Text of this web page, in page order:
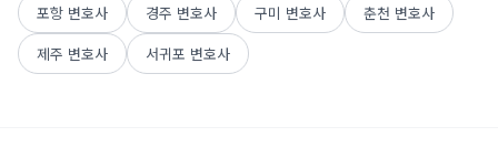
포항 변호사 경주 변호사 구미 변호사 춘천 변호사
제주 변호사 서귀포 변호사